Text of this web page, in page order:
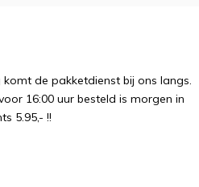
de pakketdienst bij ons langs.
16:00 uur besteld is morgen in
5.95,- !!